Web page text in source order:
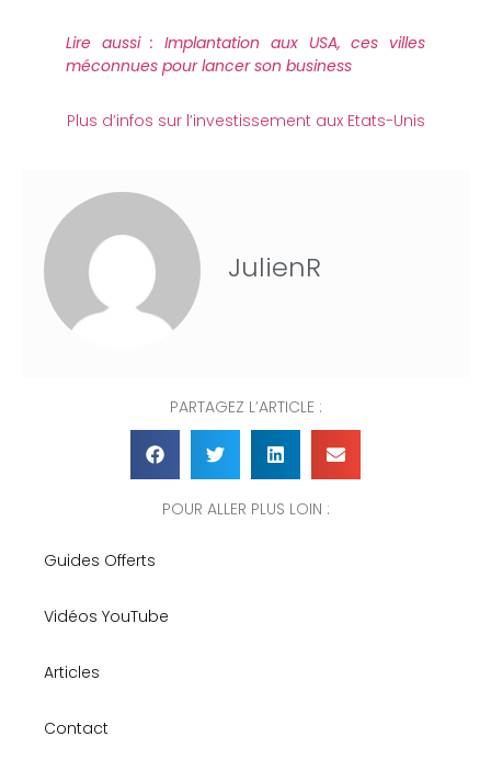
Lire aussi : Implantation aux USA, ces villes
méconnues pour lancer son business
Plus d’infos sur l’investissement aux Etats-Unis
JulienR
PARTAGEZ L’ARTICLE :
POUR ALLER PLUS LOIN :
Guides Offerts
Vidéos YouTube
Articles
Contact